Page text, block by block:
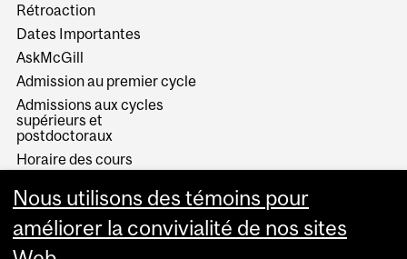
Rétroaction
Dates Importantes
AskMcGill
Admission au premier cycle
Admissions aux cycles
supérieurs et
postdoctoraux
Horaire des cours
Services aux étudiants
Nous utilisons des témoins pour
améliorer la convivialité de nos sites